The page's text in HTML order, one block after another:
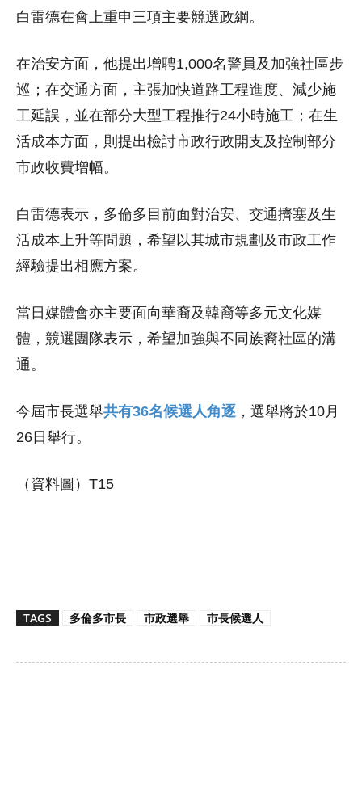
白雷德在會上重申三項主要競選政綱。
在治安方面，他提出增聘1,000名警員及加強社區步
巡；在交通方面，主張加快道路工程進度、減少施
工延誤，並在部分大型工程推行24小時施工；在生
活成本方面，則提出檢討市政行政開支及控制部分
市政收費增幅。
白雷德表示，多倫多目前面對治安、交通擠塞及生
活成本上升等問題，希望以其城市規劃及市政工作
經驗提出相應方案。
當日媒體會亦主要面向華裔及韓裔等多元文化媒
體，競選團隊表示，希望加強與不同族裔社區的溝
通。
今屆市長選舉共有36名候選人角逐 ，選舉將於10月
26日舉行。
（資料圖）T15
TAGS 多倫多市長 市政選舉 市長候選人